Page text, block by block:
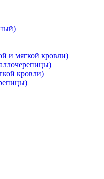
и мягкой кровли)
кровли)